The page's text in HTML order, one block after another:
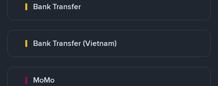
Bank Transfer
Bank Transfer (Vietnam)
MoMo